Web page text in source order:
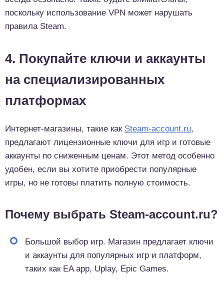
поскольку использование VPN может нарушать
правила Steam.
4. Покупайте ключи и аккаунты
на специализированных
платформах
Интернет-магазины, такие как Steam-account.ru,
предлагают лицензионные ключи для игр и готовые
аккаунты по сниженным ценам. Этот метод особенно
удобен, если вы хотите приобрести популярные
игры, но не готовы платить полную стоимость.
Почему выбрать Steam-account.ru?
Большой выбор игр. Магазин предлагает ключи
и аккаунты для популярных игр и платформ,
таких как EA app, Uplay, Epic Games.